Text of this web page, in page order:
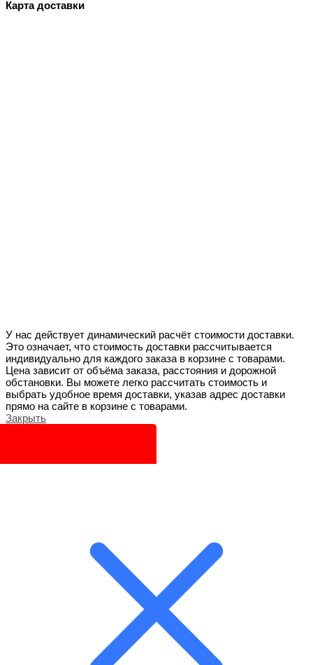
Карта доставки
У нас действует динамический расчёт стоимости доставки.
Это означает, что стоимость доставки рассчитывается
индивидуально для каждого заказа в корзине с товарами.
Цена зависит от объёма заказа, расстояния и дорожной
обстановки. Вы можете легко рассчитать стоимость и
выбрать удобное время доставки, указав адрес доставки
прямо на сайте в корзине с товарами.
Закрыть